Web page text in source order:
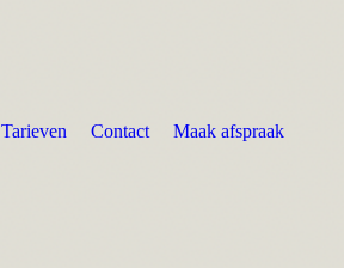
Tarieven Contact Maak afspraak